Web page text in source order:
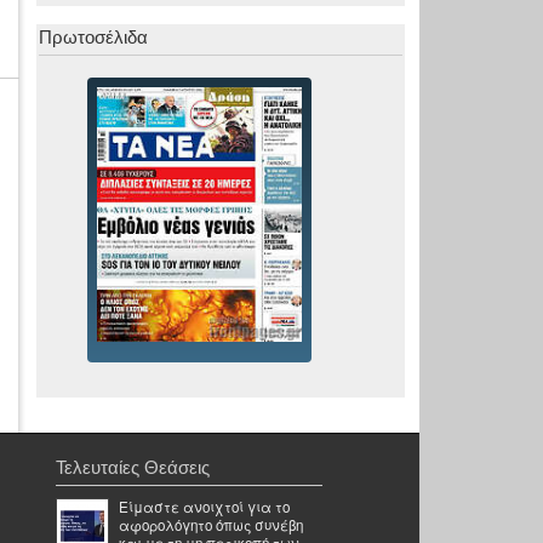
Πρωτοσέλιδα
Τελευταίες Θεάσεις
Είμαστε ανοιχτοί για το
αφορολόγητο όπως συνέβη